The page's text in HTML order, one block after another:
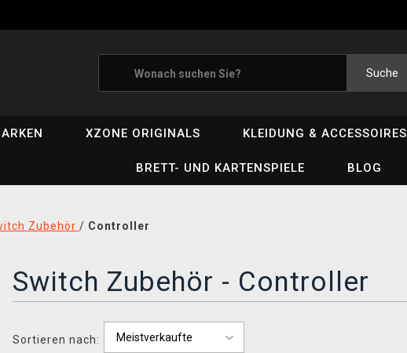
Suche
XZONE ORIGINALS KLEIDUNG & ACCESSOIRES
BRETT- UND KARTENSPIELE BLOG
Zubehör / Controller
Switch Zubehör - Controller
Sortieren nach: